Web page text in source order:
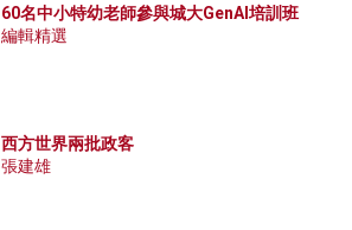
60名中小特幼老師參與城大GenAI培訓班
編輯精選
西方世界兩批政客
張建雄